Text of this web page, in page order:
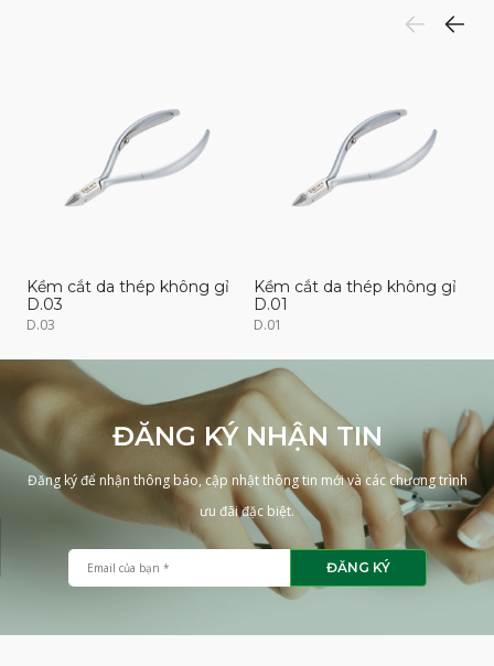
Kềm cắt da thép không gỉ
D.03
D.03
Kềm cắt da thép không gỉ
D.01
D.01
ĐĂNG KÝ NHẬN TIN
Đăng ký để nhận thông báo, cập nhật thông tin mới và các chương trình
ưu đãi đặc biệt.
ĐĂNG KÝ